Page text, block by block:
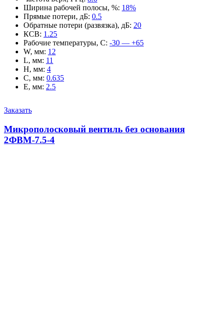
Ширина рабочей полосы, %: 18%
Прямые потери, дБ: 0.5
Обратные потери (развязка), дБ: 20
КСВ: 1.25
Рабочие температуры, С: -30 — +65
W, мм: 12
L, мм: 11
H, мм: 4
C, мм: 0.635
E, мм: 2.5
Заказать
Микрополосковый вентиль без основания
2ФВМ-7.5-4